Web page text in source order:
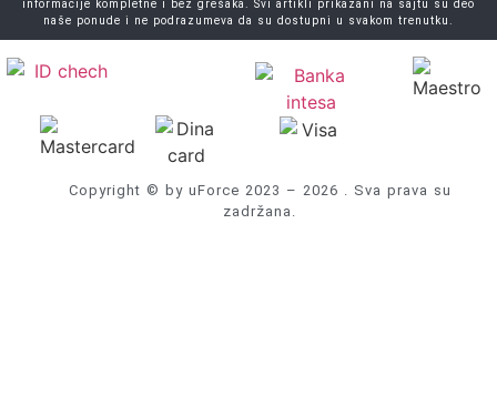
informacije kompletne i bez grešaka. Svi artikli prikazani na sajtu su deo
naše ponude i ne podrazumeva da su dostupni u svakom trenutku.
Copyright © by uForce 2023 – 2026 . Sva prava su
zadržana.